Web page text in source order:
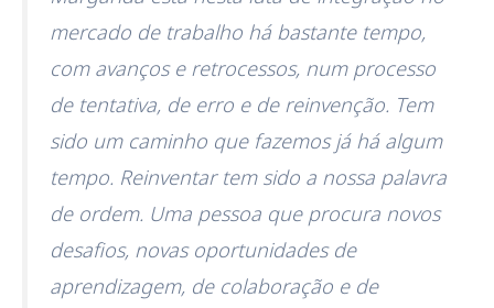
mercado de trabalho há bastante tempo,
com avanços e retrocessos, num processo
de tentativa, de erro e de reinvenção. Tem
sido um caminho que fazemos já há algum
tempo. Reinventar tem sido a nossa palavra
de ordem. Uma pessoa que procura novos
desafios, novas oportunidades de
aprendizagem, de colaboração e de